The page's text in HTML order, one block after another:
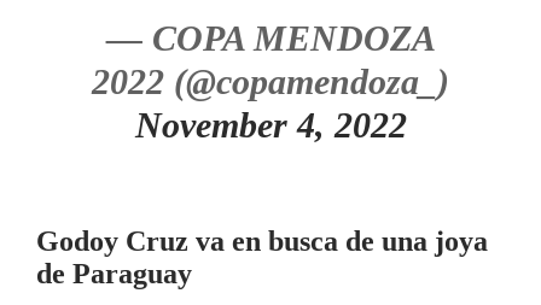
— COPA MENDOZA
2022 (@copamendoza_)
November 4, 2022
Godoy Cruz va en busca de una joya
de Paraguay